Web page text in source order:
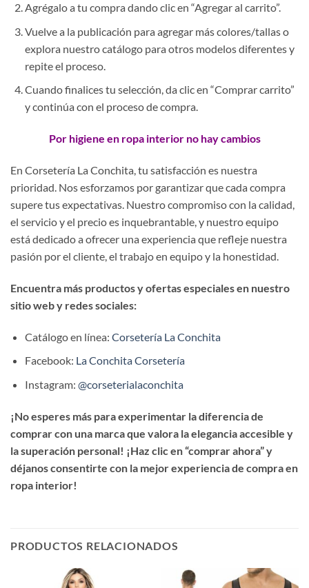
Agrégalo a tu compra dando clic en “Agregar al carrito”.
Vuelve a la publicación para agregar más colores/tallas o
explora nuestro catálogo para otros modelos diferentes y
repite el proceso.
Cuando finalices tu selección, da clic en “Comprar carrito”
y continúa con el proceso de compra.
Por higiene en ropa interior no hay cambios
En Corsetería La Conchita, tu satisfacción es nuestra
prioridad. Nos esforzamos por garantizar que cada compra
supere tus expectativas. Nuestro compromiso con la calidad,
el servicio y el precio es inquebrantable, y nuestro equipo
está dedicado a ofrecer una experiencia que refleje nuestra
pasión por el cliente, el trabajo en equipo y la honestidad.
Encuentra más productos y ofertas especiales en nuestro
sitio web y redes sociales:
Catálogo en línea: Corsetería La Conchita
Facebook: La Conchita Corsetería
Instagram: @corseterialaconchita
¡No esperes más para experimentar la diferencia de
comprar con una marca que valora la elegancia accesible y
la superación personal! ¡Haz clic en “comprar ahora” y
déjanos consentirte con la mejor experiencia de compra en
ropa interior!
PRODUCTOS RELACIONADOS